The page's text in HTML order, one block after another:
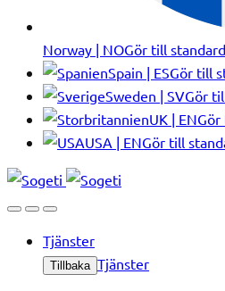
Norway | NOGör till standard
Spain | ESGör till
Sweden | SVGör
UK | EN
USA | ENGör till
Tjänster
Tillbaka Tjänster